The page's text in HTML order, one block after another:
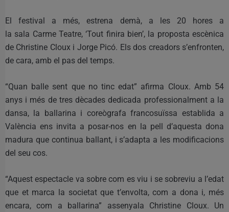
El festival a més, estrena demà, a les 20 hores a
la sala Carme Teatre, ‘Tout finira bien’, la proposta escènica
de Christine Cloux i Jorge Picó. Els dos creadors s’enfronten,
de cara, amb el pas del temps.
“Quan balle sent que no tinc edat” afirma Cloux. Amb 54
anys i més de tres dècades dedicada professionalment a la
dansa, la ballarina i coreògrafa francosuïssa establida a
València ens invita a posar-nos en la pell d’aquesta dona
madura que continua ballant, i s’adapta a les modificacions
del seu cos.
“Aquest espectacle va sobre com es viu i se sobreviu a l’edat
que et marca la societat que t’envolta, com a dona i, més
encara, com a ballarina” assenyala Christine Cloux. Un